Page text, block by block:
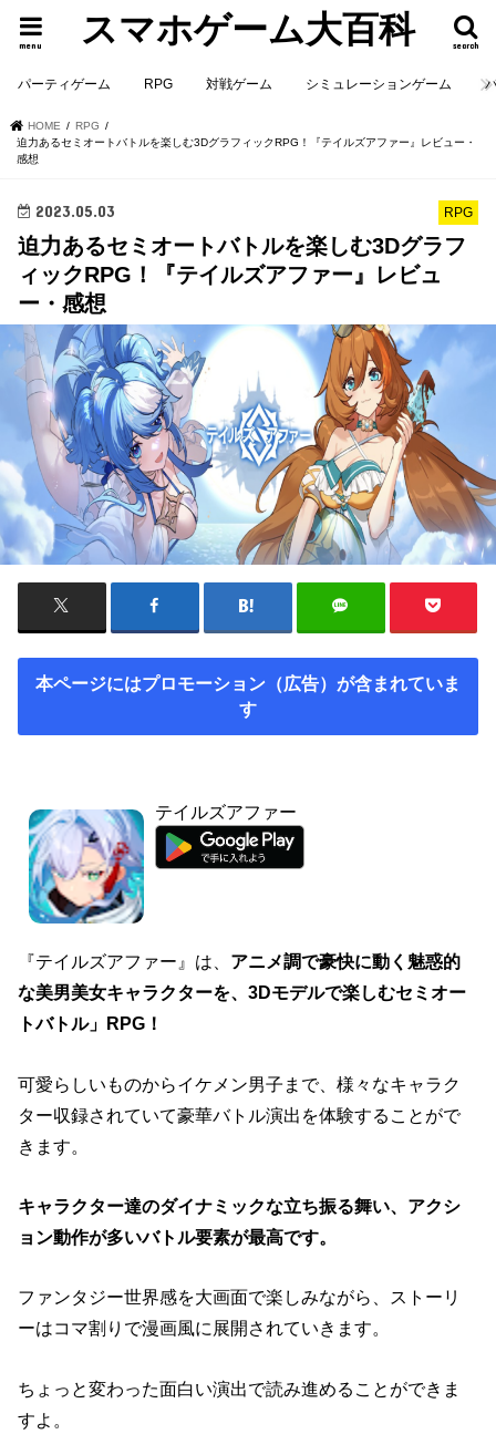
スマホゲーム大百科 search
menu
パーティゲーム RPG 対戦ゲーム シミュレーションゲーム
HOME
RPG
迫力あるセミオートバトルを楽しむ3DグラフィックRPG！『テイルズアファー』レビュー・
感想
RPG
2023.05.03
迫力あるセミオートバトルを楽しむ3Dグラフ
ィックRPG！『テイルズアファー』レビュ
ー・感想
本ページにはプロモーション（広告）が含まれていま
す
テイルズアファー
『テイルズアファー』は、 アニメ調で豪快に動く魅惑的
な美男美女キャラクターを、3Dモデルで楽しむセミオー
トバトル」RPG！
可愛らしいものからイケメン男子まで、様々なキャラク
ター収録されていて豪華バトル演出を体験することがで
きます。
キャラクター達のダイナミックな立ち振る舞い、アクシ
ョン動作が多いバトル要素が最高です。
ファンタジー世界感を大画面で楽しみながら、ストーリ
ーはコマ割りで漫画風に展開されていきます。
ちょっと変わった面白い演出で読み進めることができま
すよ。